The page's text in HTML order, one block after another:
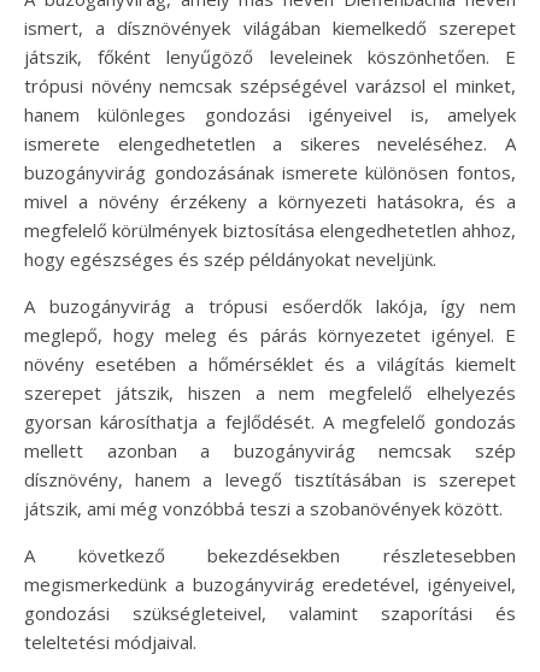
ismert, a dísznövények világában kiemelkedő szerepet
játszik, főként lenyűgöző leveleinek köszönhetően. E
trópusi növény nemcsak szépségével varázsol el minket,
hanem különleges gondozási igényeivel is, amelyek
ismerete elengedhetetlen a sikeres neveléséhez. A
buzogányvirág gondozásának ismerete különösen fontos,
mivel a növény érzékeny a környezeti hatásokra, és a
megfelelő körülmények biztosítása elengedhetetlen ahhoz,
hogy egészséges és szép példányokat neveljünk.
A buzogányvirág a trópusi esőerdők lakója, így nem
meglepő, hogy meleg és párás környezetet igényel. E
növény esetében a hőmérséklet és a világítás kiemelt
szerepet játszik, hiszen a nem megfelelő elhelyezés
gyorsan károsíthatja a fejlődését. A megfelelő gondozás
mellett azonban a buzogányvirág nemcsak szép
dísznövény, hanem a levegő tisztításában is szerepet
játszik, ami még vonzóbbá teszi a szobanövények között.
A következő bekezdésekben részletesebben
megismerkedünk a buzogányvirág eredetével, igényeivel,
gondozási szükségleteivel, valamint szaporítási és
teleltetési módjaival.